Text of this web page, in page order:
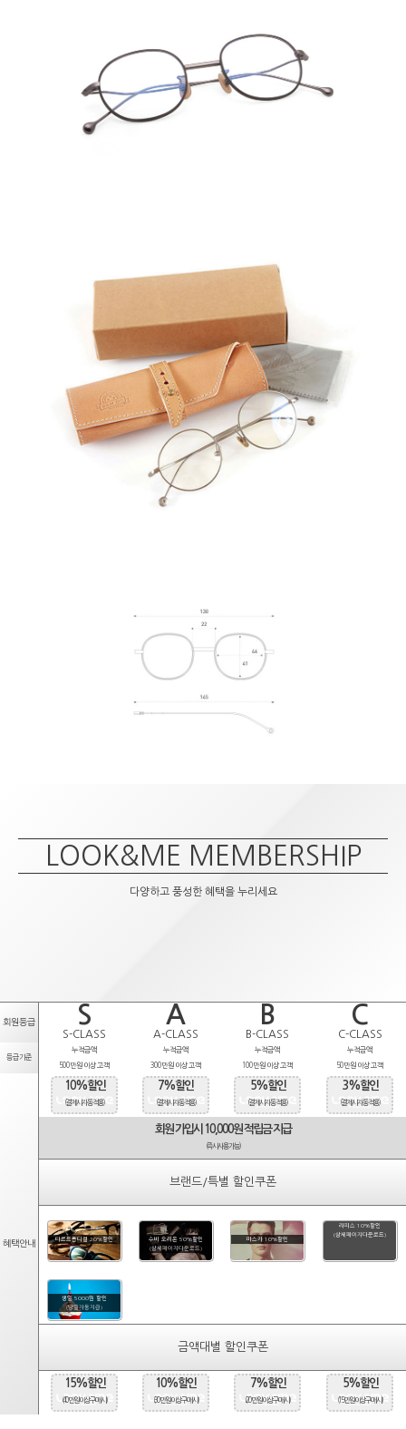
LOOK&ME MEMBERSHIP
다양하고 풍성한 혜택을 누리세요
회원등급 S A B C
S-CLASS A-CLASS B-CLASS C-CLASS
등급기준
누적금액
500만원 이상 고객
누적금액
300만원 이상 고객
누적금액
100만원 이상 고객
누적금액
50만원 이상 고객
혜택안내
10%할인
(결제시 자동적용)
7%할인
(결제시 자동적용)
5%할인
(결제시 자동적용)
3%할인
(결제시 자동적용)
회원 가입시 10,000원 적립금 지급
(즉시사용가능)
브랜드/특별 할인쿠폰
타르트옵티컬 20%할인
수비 오리온 50%할인
(상세페이지다운로드)
마스카 10%할인
라피스 10%할인
(상세페이지다운로드)
생일 5000원 할인
(당일자동지급)
금액대별 할인쿠폰
15%할인
(40만원 이상 구매시)
10%할인
(30만원 이상 구매시)
7%할인
(20만원 이상 구매시)
5%할인
(15만원 이상 구매시)